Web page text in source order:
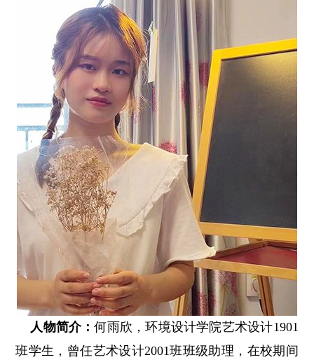
人物简介：何雨欣，环境设计学院艺术设计1901
班学生，曾任艺术设计2001班班级助理，在校期间